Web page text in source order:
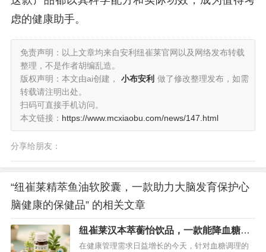
虑的健康助手。
免责声明：以上文章均来自安利纽崔莱官网以及网络发布转载
整理，不是作者胡编乱造。
版权声明：本文由ai创建，
小布安利 做了修改整理发布，如需
转载请注明出处。
扫码可直接手机访问。
本文链接： https://www.mcxiaobu.com/news/147.html
分享给朋友：
“纽崔莱精萃鱼油软胶囊，一款助力大脑发育保护心
脑健康的保健品” 的相关文章
纽崔莱汉本萃蘅怡饮品，一款能降血糖的
保健品
在健康管理需求日益增长的今天，针对血糖调理的